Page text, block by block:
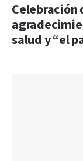
Celebración
salud y “el